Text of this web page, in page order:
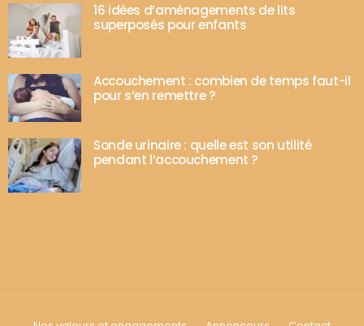
16 idées d’aménagements de lits
superposés pour enfants
Accouchement : combien de temps faut-il
pour s’en remettre ?
Sonde urinaire : quelle est son utilité
pendant l’accouchement ?